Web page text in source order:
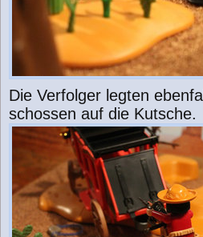
Die Verfolger legten
schossen auf die Kutsche.